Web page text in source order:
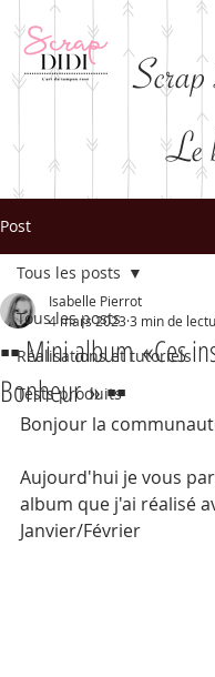
Le
Post
Tous les posts
Réalisations et tutoriels
Tests produits
Tous les posts
▪️▪️ Mini album «Ces
Bonheur » ▪️▪️
Isabelle Pierrot
4 mars 2023 3 min de
Bonjour la
Aujourd'hui je vous
album que j'ai réalisé
Janvier/Février